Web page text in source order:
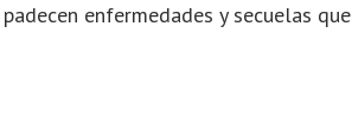
enfermedades y secuelas que